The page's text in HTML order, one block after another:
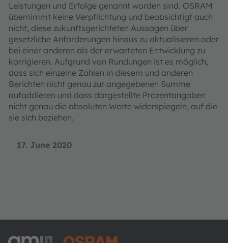
17. June 2020
Leistungen und Erfolge genannt worden sind. OSRAM
übernimmt keine Verpflichtung und beabsichtigt auch
nicht, diese zukunftsgerichteten Aussagen über
gesetzliche Anforderungen hinaus zu aktualisieren oder
bei einer anderen als der erwarteten Entwicklung zu
korrigieren. Aufgrund von Rundungen ist es möglich,
dass sich einzelne Zahlen in diesem und anderen
Berichten nicht genau zur angegebenen Summe
aufaddieren und dass dargestellte Prozentangaben
nicht genau die absoluten Werte widerspiegeln, auf die
sie sich beziehen.